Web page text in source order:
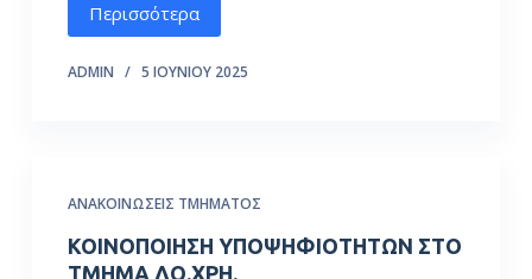
Περισσότερα
ADMIN 5 ΙΟΥΝΊΟΥ 2025
ΑΝΑΚΟΙΝΏΣΕΙΣ ΤΜΉΜΑΤΟΣ
ΚΟΙΝΟΠΟΙΗΣΗ ΥΠΟΨΗΦΙΟΤΗΤΩΝ ΣΤΟ
ΤΜΗΜΑ ΛΟ.ΧΡΗ.